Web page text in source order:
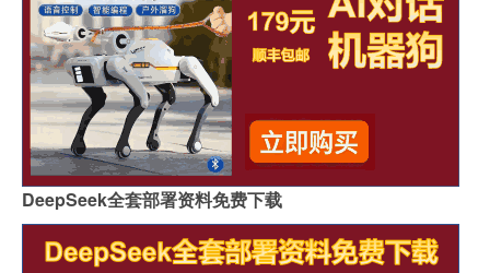
DeepSeek全套部署资料免费下载